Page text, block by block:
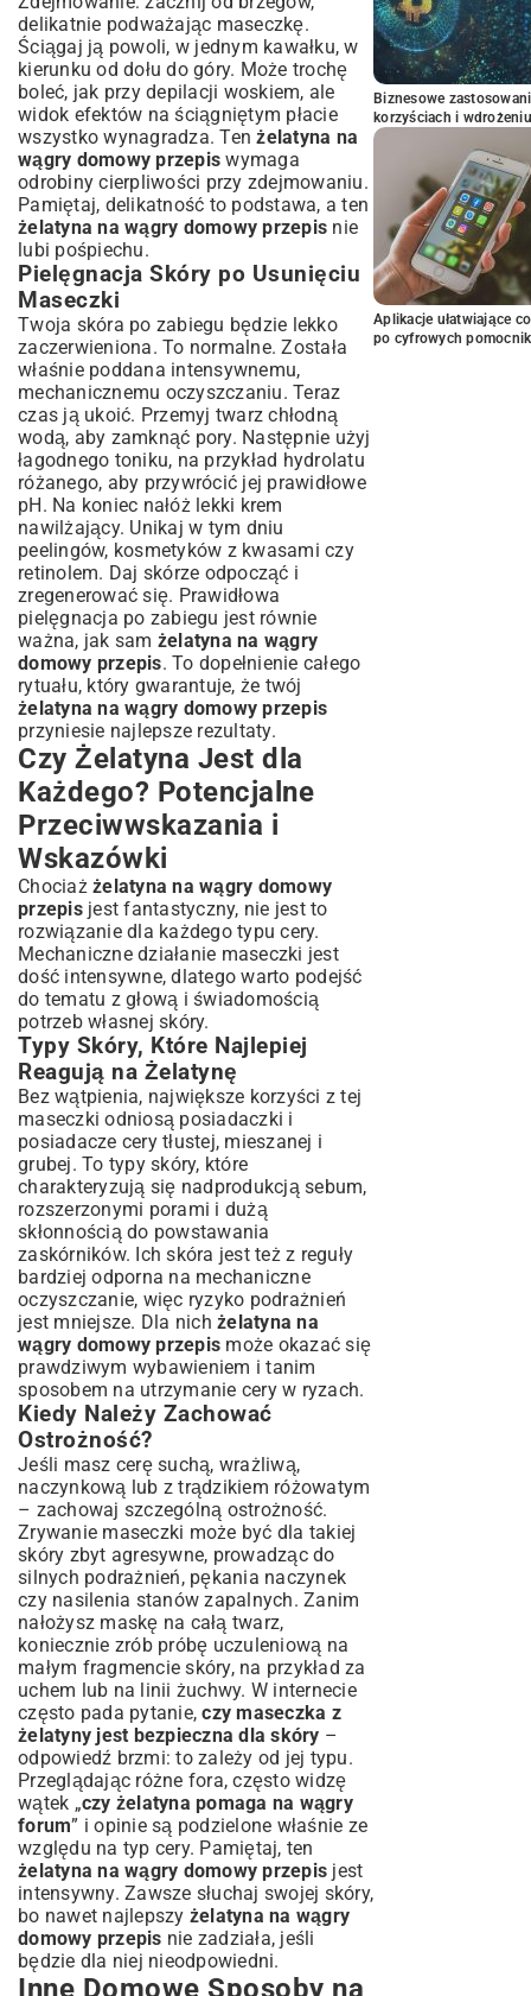
delikatnie podważając maseczkę.
Ściągaj ją powoli, w jednym kawałku, w
kierunku od dołu do góry. Może trochę
boleć, jak przy depilacji woskiem, ale
widok efektów na ściągniętym płacie
wszystko wynagradza. Tenżelatyna na
wągry domowy przepis wymaga
odrobiny cierpliwości przy zdejmowaniu.
Pamiętaj, delikatność to podstawa, a ten
żelatyna na wągry domowy przepis nie
lubi pośpiechu.
Pielęgnacja Skóry po Usunięciu
Maseczki
Twoja skóra po zabiegu będzie lekko
zaczerwieniona. To normalne. Została
właśnie poddana intensywnemu,
mechanicznemu oczyszczaniu. Teraz
czas ją ukoić. Przemyj twarz chłodną
wodą, aby zamknąć pory. Następnie użyj
łagodnego toniku, na przykład hydrolatu
różanego, aby przywrócić jej prawidłowe
pH. Na koniec nałóż lekki krem
nawilżający. Unikaj w tym dniu
peelingów, kosmetyków z kwasami czy
retinolem. Daj skórze odpocząć i
zregenerować się. Prawidłowa
pielęgnacja po zabiegu jest równie
ważna, jak sam żelatyna na wągry
domowy przepis. To dopełnienie całego
rytuału, który gwarantuje, że twój
żelatyna na wągry domowy przepis
przyniesie najlepsze rezultaty.
Czy Żelatyna Jest dla
Każdego? Potencjalne
Przeciwwskazania i
Wskazówki
Chociaż żelatyna na wągry domowy
przepisjest fantastyczny, nie jest to
rozwiązanie dla każdego typu cery.
Mechaniczne działanie maseczki jest
dość intensywne, dlatego warto podejść
do tematu z głową i świadomością
potrzeb własnej skóry.
Typy Skóry, Które Najlepiej
Reagują na Żelatynę
Bez wątpienia, największe korzyści z tej
maseczki odniosą posiadaczki i
posiadacze cery tłustej, mieszanej i
grubej. To typy skóry, które
charakteryzują się nadprodukcją sebum,
rozszerzonymi porami i dużą
skłonnością do powstawania
zaskórników. Ich skóra jest też z reguły
bardziej odporna na mechaniczne
oczyszczanie, więc ryzyko podrażnień
jest mniejsze. Dla nich żelatyna na
wągry domowy przepis może okazać się
prawdziwym wybawieniem i tanim
sposobem na utrzymanie cery w ryzach.
Kiedy Należy Zachować
Ostrożność?
Jeśli masz cerę suchą, wrażliwą,
naczynkową lub z trądzikiem różowatym
– zachowaj szczególną ostrożność.
Zrywanie maseczki może być dla takiej
skóry zbyt agresywne, prowadząc do
silnych podrażnień, pękania naczynek
czy nasilenia stanów zapalnych. Zanim
nałożysz maskę na całą twarz,
koniecznie zrób próbę uczuleniową na
małym fragmencie skóry, na przykład za
uchem lub na linii żuchwy. W internecie
często pada pytanie,czy maseczka z
żelatyny jest bezpieczna dla skóry –
odpowiedź brzmi: to zależy od jej typu.
Przeglądając różne fora, często widzę
wątek „czy żelatyna pomaga na wągry
forum” i opinie są podzielone właśnie ze
względu na typ cery. Pamiętaj, ten
żelatyna na wągry domowy przepis jest
intensywny. Zawsze słuchaj swojej skóry,
bo nawet najlepszy żelatyna na wągry
domowy przepis nie zadziała, jeśli
będzie dla niej nieodpowiedni.
Inne Domowe Sposoby na
Biznesowe
korzyściach i wdrożeniu
Aplikacje ułatwiające
po cyfrowych